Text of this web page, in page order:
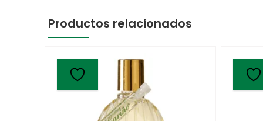
Productos relacionados